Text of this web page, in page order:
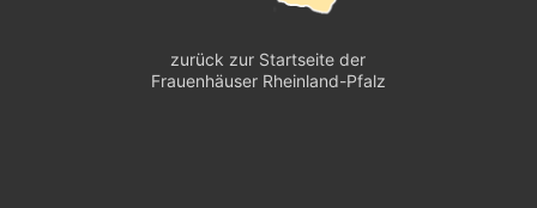
zurück zur Startseite der
Frauenhäuser Rheinland-Pfalz